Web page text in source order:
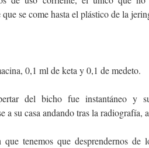
se come hasta el plástico de la
0,1 ml de keta y 0,1 de medeto.
del bicho fue instantáneo y
a su casa andando tras la radiografía,
tenemos que desprendernos de